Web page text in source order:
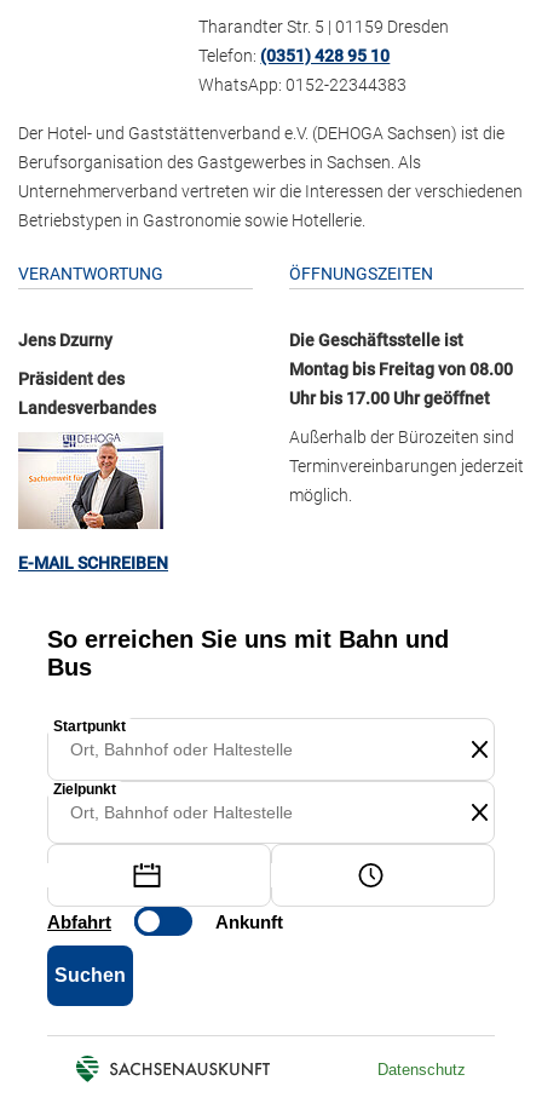
Tharandter Str. 5 | 01159 Dresden
Telefon:(0351) 428 95 10
WhatsApp: 0152-22344383
Der Hotel- und Gaststättenverband e.V. (DEHOGA Sachsen) ist die
Berufsorganisation des Gastgewerbes in Sachsen. Als
Unternehmerverband vertreten wir die Interessen der verschiedenen
Betriebstypen in Gastronomie sowie Hotellerie.
VERANTWORTUNG
Jens Dzurny
Präsident des
Landesverbandes
E-MAIL SCHREIBEN
ÖFFNUNGSZEITEN
Die Geschäftsstelle ist
Montag bis Freitag von 08.00
Uhr bis 17.00 Uhr geöffnet
Außerhalb der Bürozeiten sind
Terminvereinbarungen jederzeit
möglich.